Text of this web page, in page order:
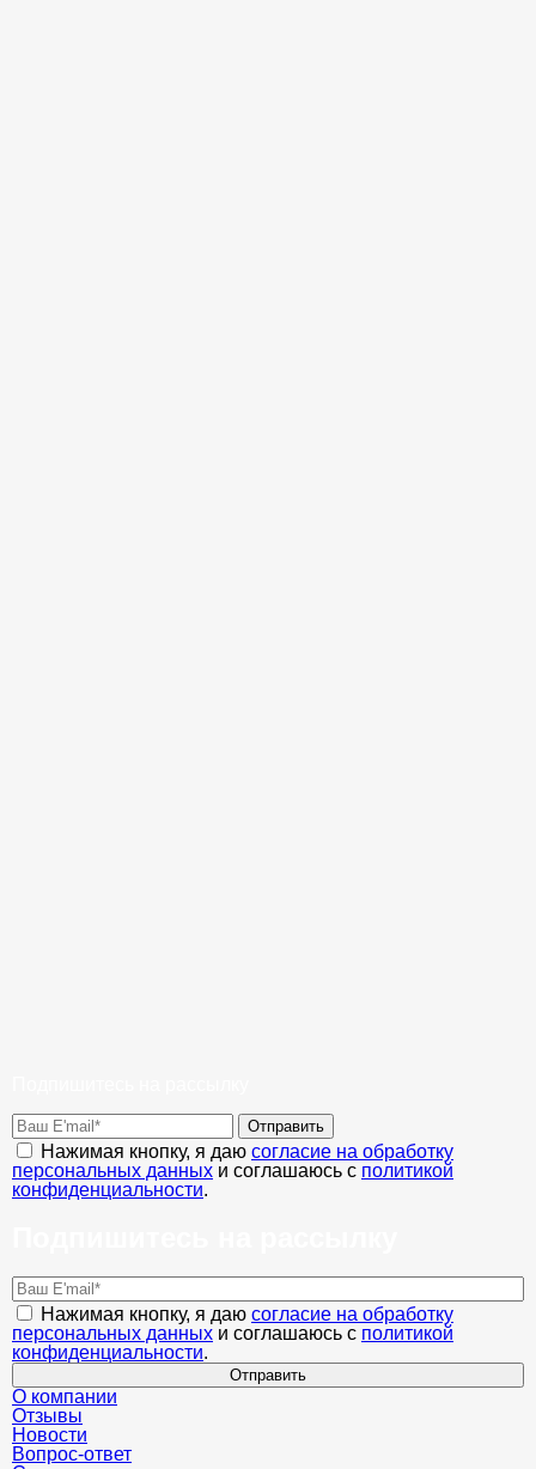
Отправить
Нажимая кнопку, я даю согласие на обработку
персональных данных и соглашаюсь с политикой
конфиденциальности.
Нажимая кнопку, я даю согласие на обработку
персональных данных и соглашаюсь с политикой
конфиденциальности.
Отправить
О компании
Отзывы
Новости
Вопрос-ответ